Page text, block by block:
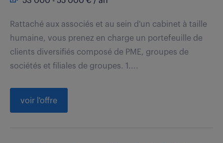
Rattaché aux associés et au sein d'un cabinet à taille
humaine, vous prenez en charge un portefeuille de
clients diversifiés composé de PME, groupes de
sociétés et filiales de groupes. 1....
voir l'offre